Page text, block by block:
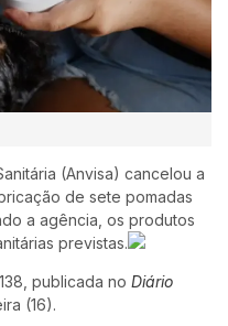
(Anvisa) cancelou a
de sete pomadas
a agência, os produtos
previstas.
publicada no Diário
(16).